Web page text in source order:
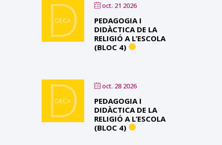
oct. 21 2026
PEDAGOGIA I
DIDÀCTICA DE LA
RELIGIÓ A L’ESCOLA
(BLOC 4)
oct. 28 2026
PEDAGOGIA I
DIDÀCTICA DE LA
RELIGIÓ A L’ESCOLA
(BLOC 4)